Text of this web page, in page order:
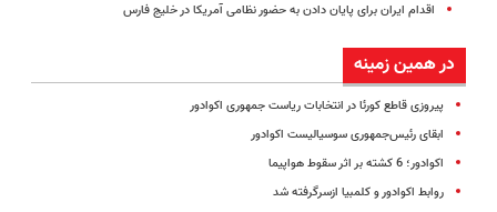
اقدام ایران برای پایان دادن به حضور نظامی آمریکا در خلیج فارس
در همین زمینه
پیروزی قاطع کورئا در انتخابات ریاست جمهوری اکوادور
ابقای رئیس‌جمهوری سوسیالیست اکوادور
اکوادور؛ 6 کشته بر اثر سقوط هواپیما
روابط اکوادور و کلمبیا ازسرگرفته شد